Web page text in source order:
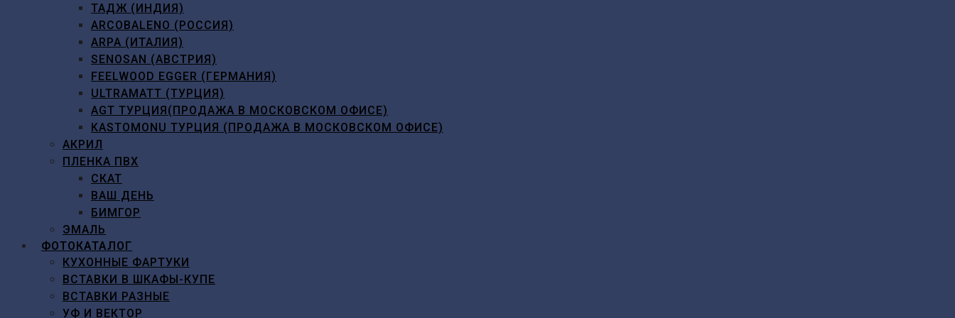
ТАДЖ (ИНДИЯ)
ARCOBALENO (РОССИЯ)
ARPA (ИТАЛИЯ)
SENOSAN (АВСТРИЯ)
FEELWOOD EGGER (ГЕРМАНИЯ)
ULTRAMATT (ТУРЦИЯ)
AGT ТУРЦИЯ(ПРОДАЖА В МОСКОВСКОМ ОФИСЕ)
KASTOMONU ТУРЦИЯ (ПРОДАЖА В МОСКОВСКОМ ОФИСЕ)
АКРИЛ
ПЛЕНКА ПВХ
СКАТ
ВАШ ДЕНЬ
БИМГОР
ЭМАЛЬ
ФОТОКАТАЛОГ
КУХОННЫЕ ФАРТУКИ
ВСТАВКИ В ШКАФЫ-КУПЕ
ВСТАВКИ РАЗНЫЕ
УФ И ВЕКТОР